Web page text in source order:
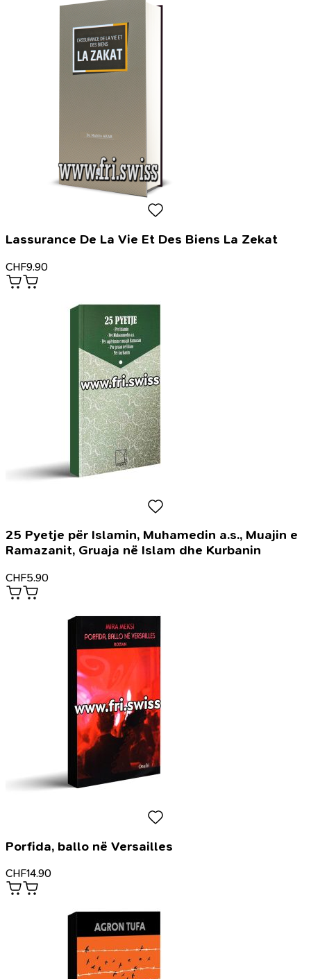
Lassurance De La Vie Et Des Biens La Zekat
CHF9.90
25 Pyetje për Islamin, Muhamedin a.s., Muajin e
Ramazanit, Gruaja në Islam dhe Kurbanin
CHF5.90
Porfida, ballo në Versailles
CHF14.90